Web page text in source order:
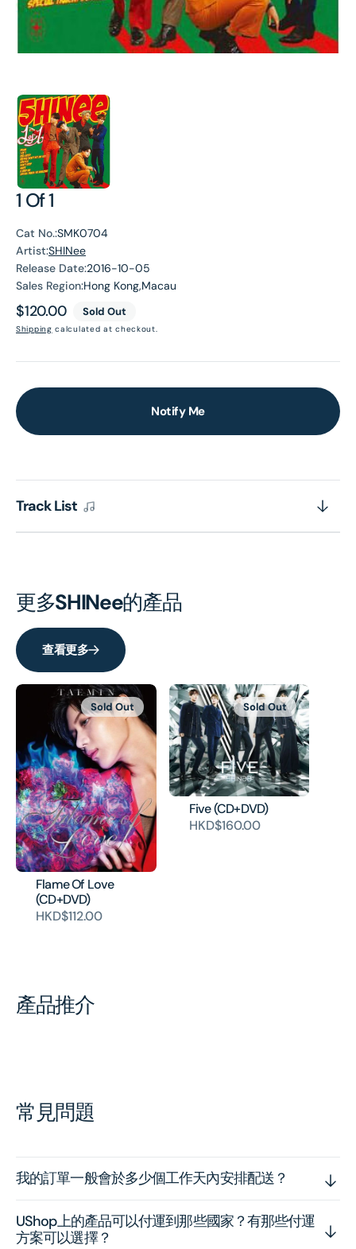
1 Of 1
Cat No.:SMK0704
Artist:SHINee
Release Date:2016-10-05
Sales Region:Hong Kong,Macau
Regular
price
$120.00 Sold Out
Shipping calculated at checkout.
Notify Me
Track List
更多SHINee的產品
查看更多
Flame Of Love
(CD+DVD)
HKD$112.00
Sold Out
Five (CD+DVD)
HKD$160.00
Sold Out
產品推介
常見問題
我的訂單一般會於多少個工作天內安排配送？
UShop上的產品可以付運到那些國家？有那些付運
方案可以選擇？